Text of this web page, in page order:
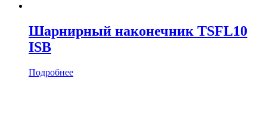
Шарнирный наконечник TSFL10
ISB
Подробнее